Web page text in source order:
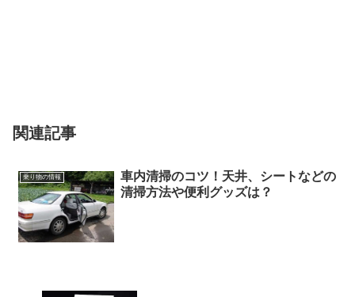
関連記事
乗り物の情報
車内清掃のコツ！天井、シートなどの
清掃方法や便利グッズは？